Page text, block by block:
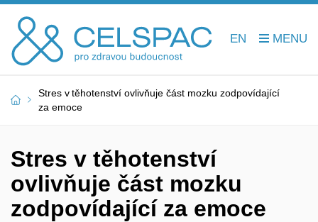
EN
Stres v těhotenství ovlivňuje část mozku zodpovídající
za emoce
Stres v těhotenství
ovlivňuje část mozku
zodpovídající za emoce